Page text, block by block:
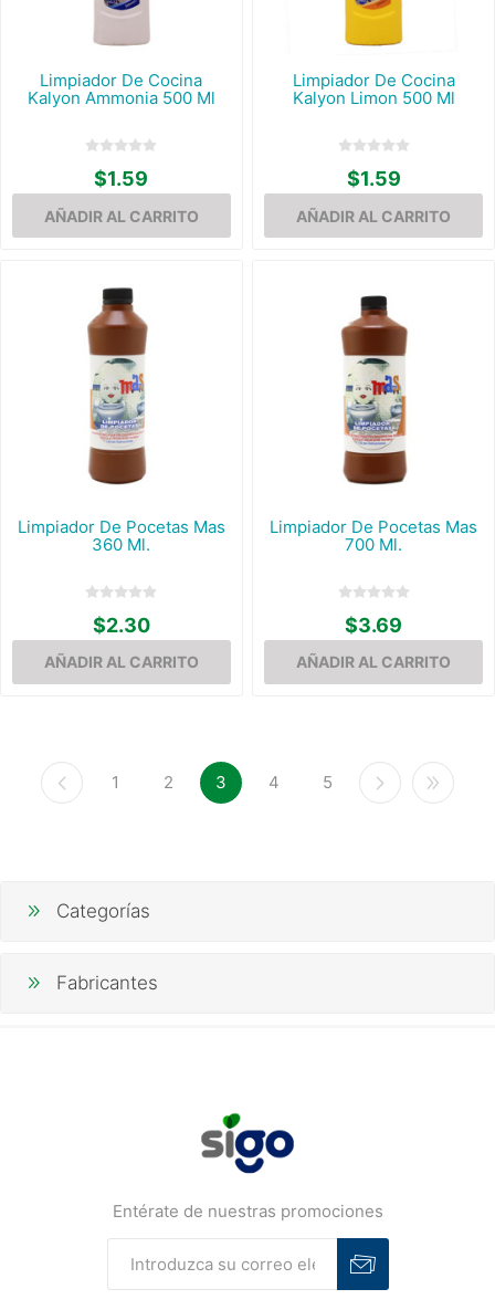
Limpiador De Cocina
Kalyon Ammonia 500 Ml
$1.59
Limpiador De Cocina
Kalyon Limon 500 Ml
$1.59
Limpiador De Pocetas Mas
360 Ml.
$2.30
Limpiador De Pocetas Mas
700 Ml.
$3.69
1 2 3 4 5
Categorías
Fabricantes
Entérate de nuestras promociones